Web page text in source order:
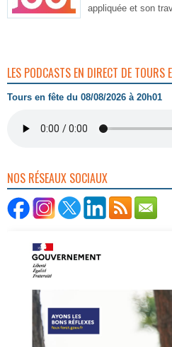
appliquée et son
LES PODCASTS EN DIRECT DE TOURS
Tours en fête du 08/08/2026 à 20h01
NOS RÉSEAUX SOCIAUX